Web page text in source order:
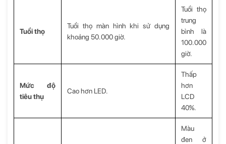
Tuổi thọ
Tuổi thọ màn hình khi sử dụng
khoảng 50.000 giờ.
Tuổi thọ
trung
bình là
100.000
giờ.
Mức độ
tiêu thụ
Cao hơn LED.
Thấp
hơn
LCD
40%.
Màu
đen ở